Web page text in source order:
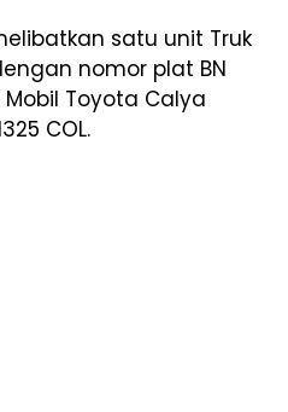
satu unit Truk
nomor plat BN
Toyota Calya
COL.